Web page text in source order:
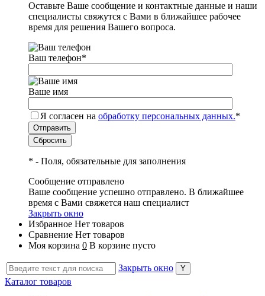
Оставьте Ваше сообщение и контактные данные и наши
специалисты свяжутся с Вами в ближайшее рабочее
время для решения Вашего вопроса.
Ваш телефон*
Ваше имя
Я согласен на обработку персональных данных.*
* - Поля, обязательные для заполнения
Сообщение отправлено
Ваше сообщение успешно отправлено. В ближайшее
время с Вами свяжется наш специалист
Закрыть окно
Избранное Нет товаров
Сравнение Нет товаров
Моя корзина 0 В корзине пусто
Закрыть окно
Каталог товаров